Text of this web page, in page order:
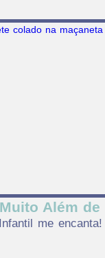
Além
me